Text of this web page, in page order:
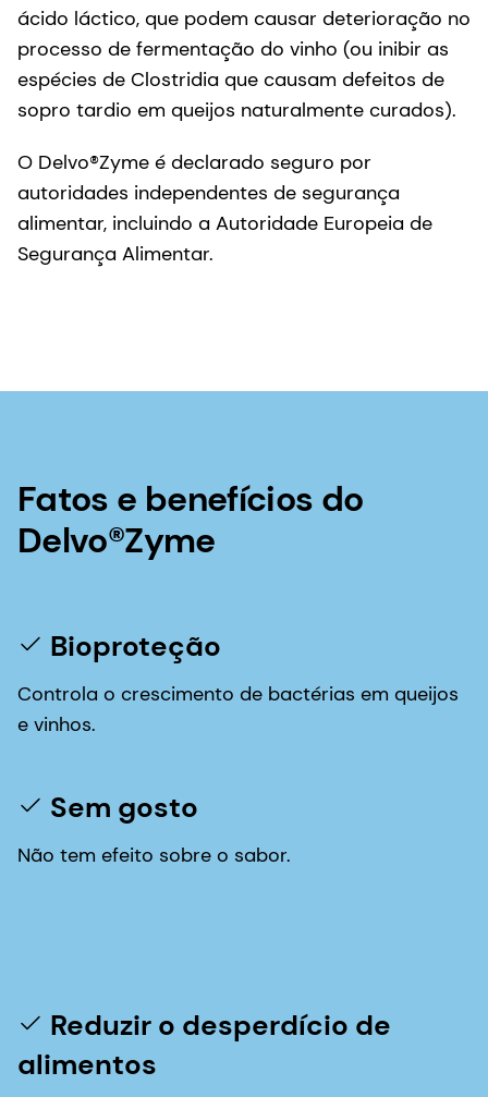
ácido láctico, que podem causar deterioração no
processo de fermentação do vinho (ou inibir as
espécies de Clostridia que causam defeitos de
sopro tardio em queijos naturalmente curados).
O Delvo®Zyme é declarado seguro por
autoridades independentes de segurança
alimentar, incluindo a Autoridade Europeia de
Segurança Alimentar.
Fatos e benefícios do
Delvo®Zyme
Bioproteção
Controla o crescimento de bactérias em queijos
e vinhos.
Sem gosto
Não tem efeito sobre o sabor.
Reduzir o desperdício de
alimentos